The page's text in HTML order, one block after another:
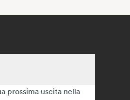
prossima uscita nella